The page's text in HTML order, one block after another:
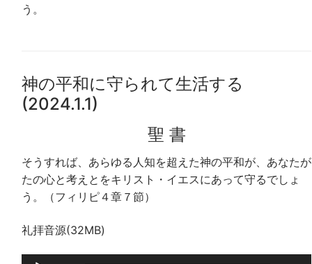
う。
神の平和に守られて生活する
(2024.1.1)
聖 書
そうすれば、あらゆる人知を超えた神の平和が、あなたが
たの心と考えとをキリスト・イエスにあって守るでしょ
う。（フィリピ４章７節）
礼拝音源(32MB)